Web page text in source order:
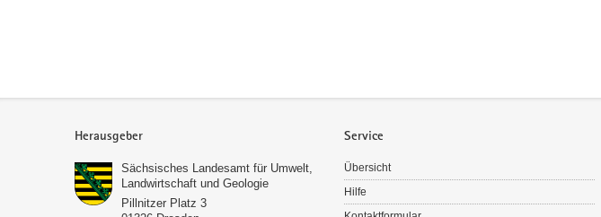
Herausgeber
Sächsisches Landesamt für Umwelt,
Landwirtschaft und Geologie
Pillnitzer Platz 3
Service
Übersicht
Hilfe